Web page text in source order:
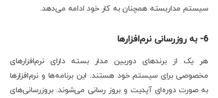
سیستم مداربسته همچنان به کار خود ادامه می‌دهد.
6- به روزرسانی نرم‌افزارها
هر یک از برندهای دوربین مدار بسته دارای نرم‌افزارهای
مخصوصی برای سیستم خود هستند. این برنامه‌ها و نرم‌افزارها
به صورت دوره‌ای آپدیت و بروز رسانی می‌شوند. بروزرسانی‌های